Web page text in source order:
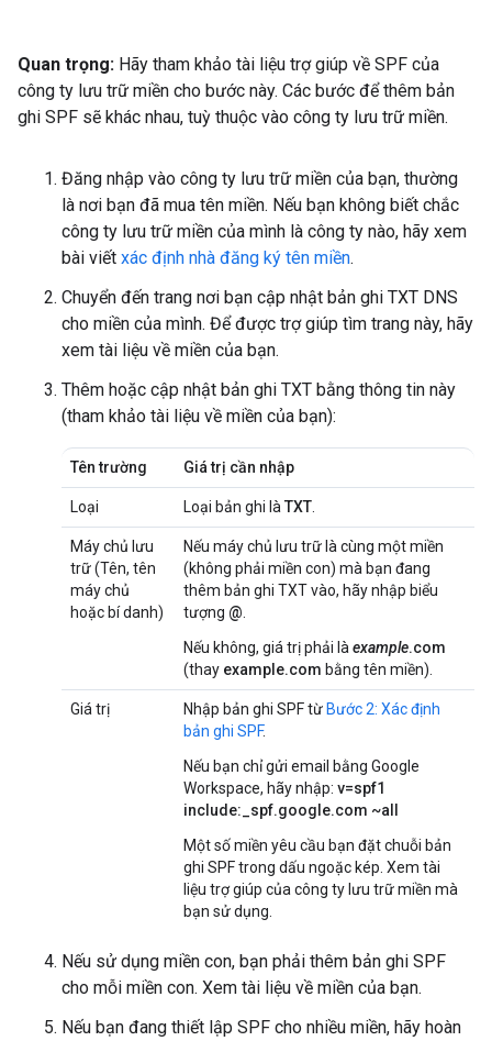
Quan trọng: Hãy tham khảo tài liệu trợ giúp về SPF của
công ty lưu trữ miền cho bước này. Các bước để thêm bản
ghi SPF sẽ khác nhau, tuỳ thuộc vào công ty lưu trữ miền.
Đăng nhập vào công ty lưu trữ miền của bạn, thường
là nơi bạn đã mua tên miền. Nếu bạn không biết chắc
công ty lưu trữ miền của mình là công ty nào, hãy xem
bài viết xác định nhà đăng ký tên miền.
Chuyển đến trang nơi bạn cập nhật bản ghi TXT DNS
cho miền của mình. Để được trợ giúp tìm trang này, hãy
xem tài liệu về miền của bạn.
Thêm hoặc cập nhật bản ghi TXT bằng thông tin này
(tham khảo tài liệu về miền của bạn):
Tên trường Giá trị cần nhập
Loại Loại bản ghi là TXT
Máy chủ lưu
trữ (Tên, tên
máy chủ
hoặc bí danh)
Nếu máy chủ lưu trữ là cùng một miền
(không phải miền con) mà bạn đang
thêm bản ghi TXT vào, hãy nhập biểu
tượng @
Nếu không, giá trị phải là example.com
(thay example.com bằng tên miền).
Giá trị Nhập bản ghi SPF từ Bước 2: Xác định
bản ghi SPF.
Nếu bạn chỉ gửi email bằng Google
Workspace, hãy nhập: v=spf1
include:_spf.google.com ~all
Một số miền yêu cầu bạn đặt chuỗi bản
ghi SPF trong dấu ngoặc kép. Xem tài
liệu trợ giúp của công ty lưu trữ miền mà
bạn sử dụng.
Nếu sử dụng miền con, bạn phải thêm bản ghi SPF
cho mỗi miền con. Xem tài liệu về miền của bạn.
Nếu bạn đang thiết lập SPF cho nhiều miền, hãy hoàn